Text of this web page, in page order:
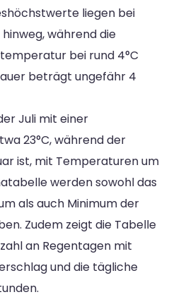
liegen bei
während die
bei rund 4°C
beträgt ungefähr 4
Juli mit einer
23°C, während der
ist, mit Temperaturen um
werden sowohl das
als auch Minimum der
Zudem zeigt die Tabelle
an Regentagen mit
und die tägliche